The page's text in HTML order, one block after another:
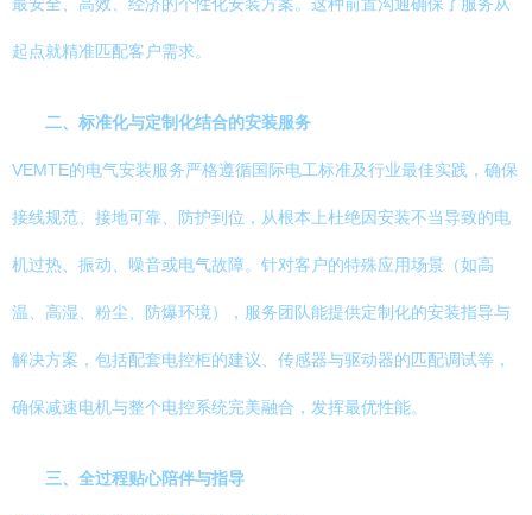
起点就精准匹配客户需求。
二、标准化与定制化结合的安装服务
VEMTE的电气安装服务严格遵循国际电工标准及行业最佳实践，确保
接线规范、接地可靠、防护到位，从根本上杜绝因安装不当导致的电
机过热、振动、噪音或电气故障。针对客户的特殊应用场景（如高
温、高湿、粉尘、防爆环境），服务团队能提供定制化的安装指导与
解决方案，包括配套电控柜的建议、传感器与驱动器的匹配调试等，
确保减速电机与整个电控系统完美融合，发挥最优性能。
三、全过程贴心陪伴与指导